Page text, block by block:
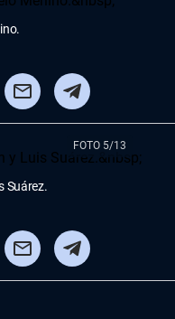
FOTO 5/13
Suárez.